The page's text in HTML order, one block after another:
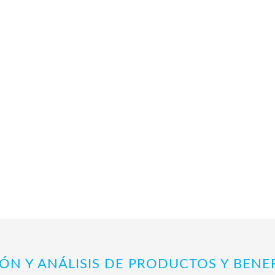
Y ANÁLISIS DE PRODUCTOS Y